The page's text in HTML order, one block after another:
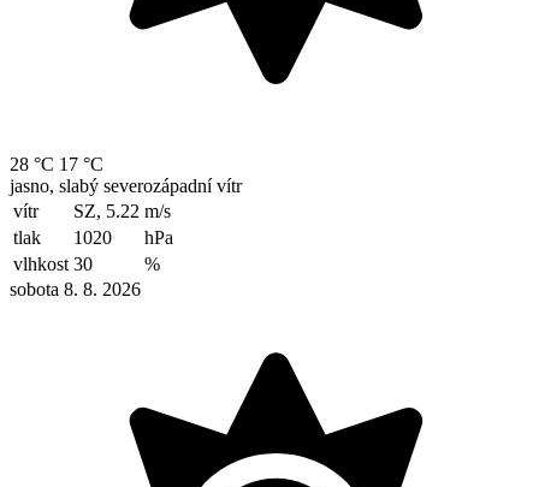
28 °C 17 °C
jasno, slabý severozápadní vítr
vítr
SZ, 5.22 m/s
tlak
1020
hPa
vlhkost 30
%
sobota 8. 8. 2026